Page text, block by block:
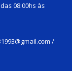
08:00hs às
/